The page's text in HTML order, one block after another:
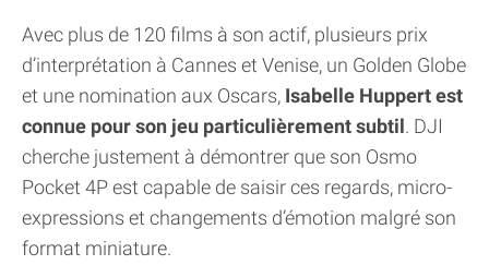
Avec plus de 120 films à son actif, plusieurs prix
d’interprétation à Cannes et Venise, un Golden Globe
et une nomination aux Oscars, Isabelle Huppert est
connue pour son jeu particulièrement subtil. DJI
cherche justement à démontrer que son Osmo
Pocket 4P est capable de saisir ces regards, micro-
expressions et changements d’émotion malgré son
format miniature.